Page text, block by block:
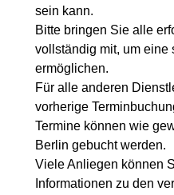
sein kann.
Bitte bringen Sie alle
vollständig mit, um eine
ermöglichen.
Für alle anderen
vorherige
Termine können wie
Berlin gebucht werden.
Viele Anliegen können
Informationen zu den